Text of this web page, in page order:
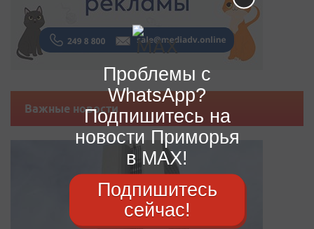
Важные новости
Проблемы с
WhatsApp?
Подпишитесь на
новости Приморья
в MAX!
Подпишитесь
сейчас!